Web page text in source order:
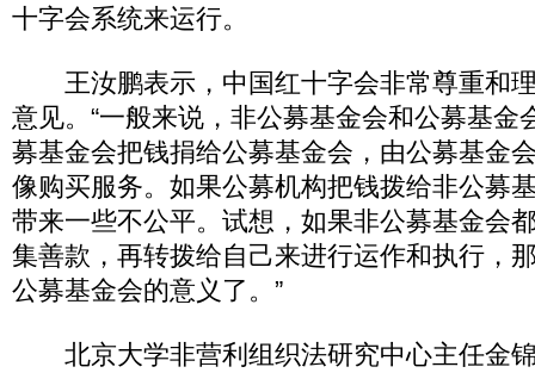
十字会系统来运行。
王汝鹏表示，中国红十字会非常尊重和
意见。“一般来说，非公募基金会和公募基金
募基金会把钱捐给公募基金会，由公募基金
像购买服务。如果公募机构把钱拨给非公募
带来一些不公平。试想，如果非公募基金会
集善款，再转拨给自己来进行运作和执行，
公募基金会的意义了。”
北京大学非营利组织法研究中心主任金